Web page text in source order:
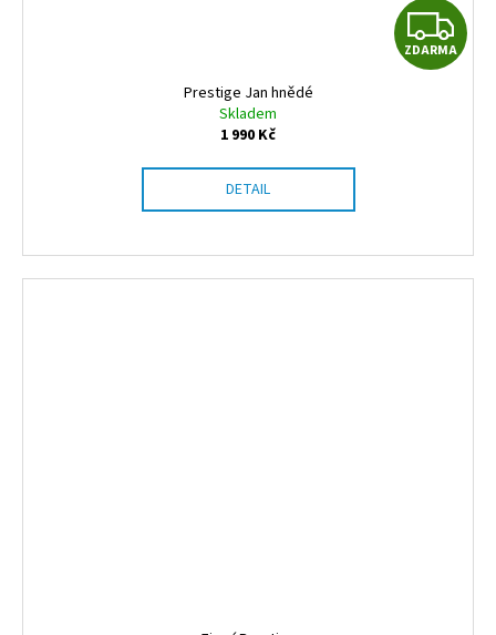
Z
D
A
ZDARMA
Prestige Jan hnědé
Skladem
1 990 Kč
DETAIL